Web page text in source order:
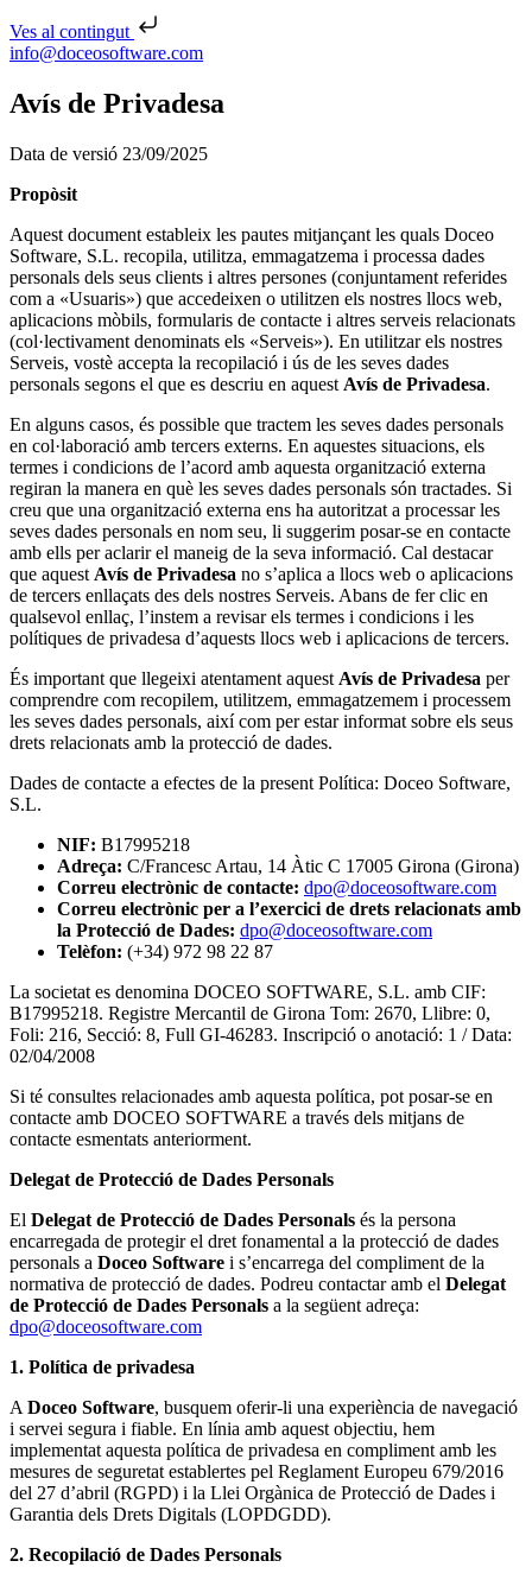
Ves al contingut
Skip to content
info@doceosoftware.com
Navegació d'entrades
Avís de Privadesa
Data de versió 23/09/2025
Propòsit
Aquest document estableix les pautes mitjançant les quals Doceo
Software, S.L. recopila, utilitza, emmagatzema i processa dades
personals dels seus clients i altres persones (conjuntament referides
com a «Usuaris») que accedeixen o utilitzen els nostres llocs web,
aplicacions mòbils, formularis de contacte i altres serveis relacionats
(col·lectivament denominats els «Serveis»). En utilitzar els nostres
Serveis, vostè accepta la recopilació i ús de les seves dades
personals segons el que es descriu en aquest Avís de Privadesa.
En alguns casos, és possible que tractem les seves dades personals
en col·laboració amb tercers externs. En aquestes situacions, els
termes i condicions de l’acord amb aquesta organització externa
regiran la manera en què les seves dades personals són tractades. Si
creu que una organització externa ens ha autoritzat a processar les
seves dades personals en nom seu, li suggerim posar-se en contacte
amb ells per aclarir el maneig de la seva informació. Cal destacar
que aquest Avís de Privadesa no s’aplica a llocs web o aplicacions
de tercers enllaçats des dels nostres Serveis. Abans de fer clic en
qualsevol enllaç, l’instem a revisar els termes i condicions i les
polítiques de privadesa d’aquests llocs web i aplicacions de tercers.
És important que llegeixi atentament aquest Avís de Privadesa per
comprendre com recopilem, utilitzem, emmagatzemem i processem
les seves dades personals, així com per estar informat sobre els seus
drets relacionats amb la protecció de dades.
Dades de contacte a efectes de la present Política: Doceo Software,
S.L.
NIF: B17995218
Adreça: C/Francesc Artau, 14 Àtic C 17005 Girona (Girona)
Correu electrònic de contacte: dpo@doceosoftware.com
Correu electrònic per a l’exercici de drets relacionats amb
la Protecció de Dades: dpo@doceosoftware.com
Telèfon: (+34) 972 98 22 87
La societat es denomina DOCEO SOFTWARE, S.L. amb CIF:
B17995218. Registre Mercantil de Girona Tom: 2670, Llibre: 0,
Foli: 216, Secció: 8, Full GI-46283. Inscripció o anotació: 1 / Data:
02/04/2008
Si té consultes relacionades amb aquesta política, pot posar-se en
contacte amb DOCEO SOFTWARE a través dels mitjans de
contacte esmentats anteriorment.
Delegat de Protecció de Dades Personals
El Delegat de Protecció de Dades Personals és la persona
encarregada de protegir el dret fonamental a la protecció de dades
personals a Doceo Software i s’encarrega del compliment de la
normativa de protecció de dades. Podreu contactar amb el Delegat
de Protecció de Dades Personals a la següent adreça:
dpo@doceosoftware.com
1. Política de privadesa
A Doceo Software, busquem oferir-li una experiència de navegació
i servei segura i fiable. En línia amb aquest objectiu, hem
implementat aquesta política de privadesa en compliment amb les
mesures de seguretat establertes pel Reglament Europeu 679/2016
del 27 d’abril (RGPD) i la Llei Orgànica de Protecció de Dades i
Garantia dels Drets Digitals (LOPDGDD).
2. Recopilació de Dades Personals